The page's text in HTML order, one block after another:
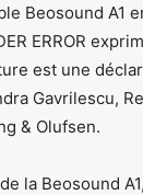
Beosound A1
ERROR
est une
Gavrilescu,
& Olufsen.
la Beosound